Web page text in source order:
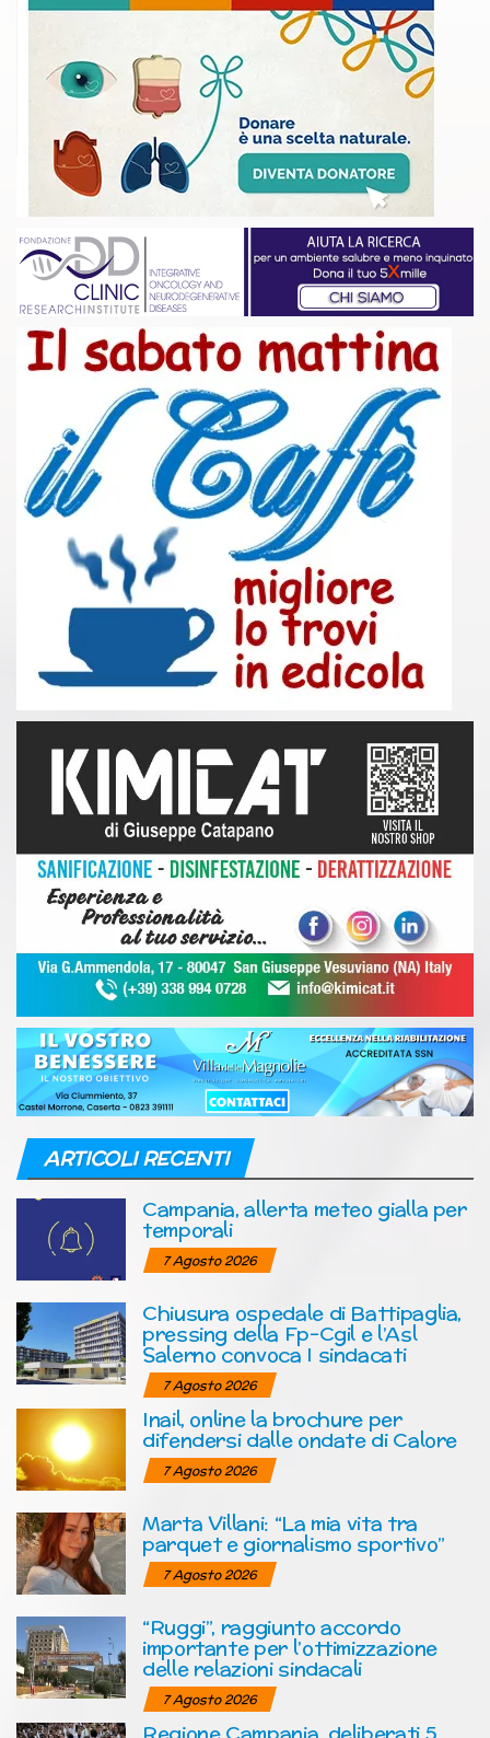
ARTICOLI RECENTI
Campania, allerta meteo gialla per
temporali
7 Agosto 2026
Chiusura ospedale di Battipaglia,
pressing della Fp-Cgil e l’Asl
Salerno convoca I sindacati
7 Agosto 2026
Inail, online la brochure per
difendersi dalle ondate di Calore
7 Agosto 2026
Marta Villani: “La mia vita tra
parquet e giornalismo sportivo”
7 Agosto 2026
“Ruggi”, raggiunto accordo
importante per l’ottimizzazione
delle relazioni sindacali
7 Agosto 2026